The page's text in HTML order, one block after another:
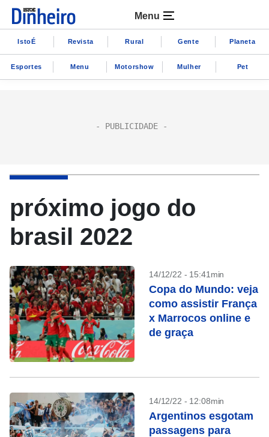
Menu
IstoÉ Revista Rural Gente Planeta
Esportes Menu Motorshow Mulher Pet
próximo jogo do
brasil 2022
14/12/22 - 15:41min
Copa do Mundo: veja
como assistir França
x Marrocos online e
de graça
14/12/22 - 12:08min
Argentinos esgotam
passagens para